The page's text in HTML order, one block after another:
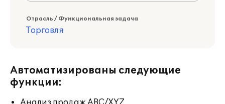
Отрасль / Функциональная задача
Торговля
Автоматизированы следующие
функции: